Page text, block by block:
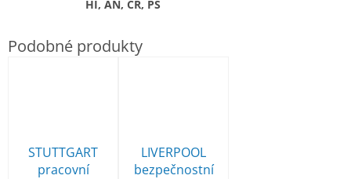
HI, AN, CR, PS
STUTTGART
pracovní
LIVERPOOL
bezpečnostní